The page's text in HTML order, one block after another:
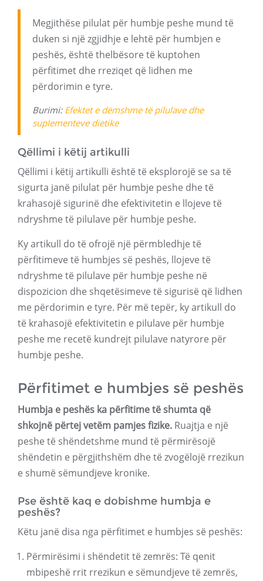
Megjithëse pilulat për humbje peshe mund të
duken si një zgjidhje e lehtë për humbjen e
peshës, është thelbësore të kuptohen
përfitimet dhe rreziqet që lidhen me
përdorimin e tyre.
Burimi: Efektet e dëmshme të pilulave dhe
suplementeve dietike
Qëllimi i këtij artikulli
Qëllimi i këtij artikulli është të eksplorojë se sa të
sigurta janë pilulat për humbje peshe dhe të
krahasojë sigurinë dhe efektivitetin e llojeve të
ndryshme të pilulave për humbje peshe.
Ky artikull do të ofrojë një përmbledhje të
përfitimeve të humbjes së peshës, llojeve të
ndryshme të pilulave për humbje peshe në
dispozicion dhe shqetësimeve të sigurisë që lidhen
me përdorimin e tyre. Për më tepër, ky artikull do
të krahasojë efektivitetin e pilulave për humbje
peshe me recetë kundrejt pilulave natyrore për
humbje peshe.
Përfitimet e humbjes së peshës
Humbja e peshës ka përfitime të shumta që
shkojnë përtej vetëm pamjes fizike. Ruajtja e një
peshe të shëndetshme mund të përmirësojë
shëndetin e përgjithshëm dhe të zvogëlojë rrezikun
e shumë sëmundjeve kronike.
Pse është kaq e dobishme humbja e
peshës?
Këtu janë disa nga përfitimet e humbjes së peshës:
Përmirësimi i shëndetit të zemrës: Të qenit
mbipeshë rrit rrezikun e sëmundjeve të zemrës,